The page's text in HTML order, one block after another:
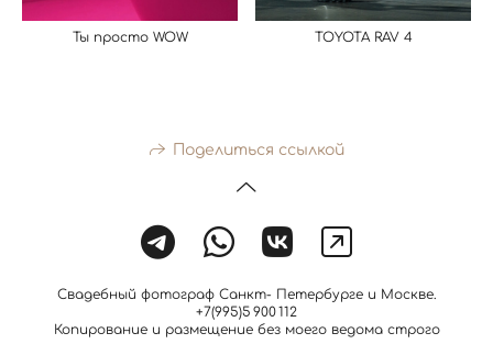
Ты просто WOW TOYOTA RAV 4
Поделиться ссылкой
Свадебный фотограф Санкт- Петербурге и Москве.
+7(995)5 900 112
Копирование и размещение без моего ведома строго